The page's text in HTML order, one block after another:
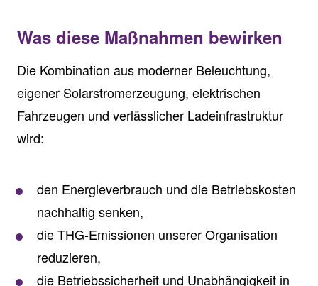
Was diese Maßnahmen bewirken
Die Kombination aus moderner Beleuchtung,
eigener Solarstromerzeugung, elektrischen
Fahrzeugen und verlässlicher Ladeinfrastruktur
wird:
den Energieverbrauch und die Betriebskosten
nachhaltig senken,
die THG‑Emissionen unserer Organisation
reduzieren,
die Betriebssicherheit und Unabhängigkeit in